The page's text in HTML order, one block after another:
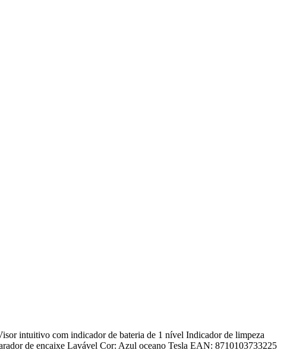
intuitivo com indicador de bateria de 1 nível Indicador de limpeza
de encaixe Lavável Cor: Azul oceano Tesla EAN: 8710103733225